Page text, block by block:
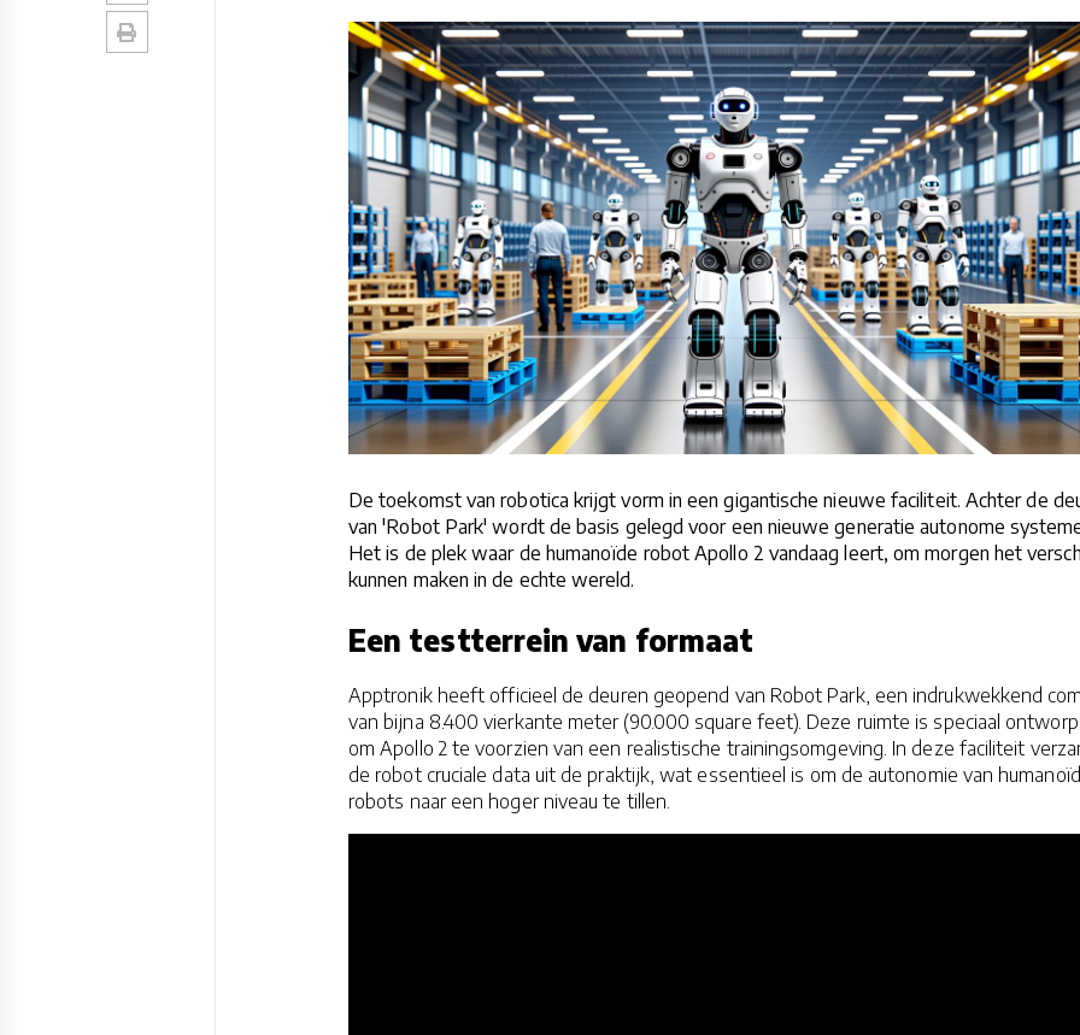
De toekomst van robotica krijgt vorm in een gigantische nieuwe faciliteit. Achter de
van 'Robot Park' wordt de basis gelegd voor een nieuwe generatie autonome
Het is de plek waar de humanoïde robot Apollo 2 vandaag leert, om morgen het
kunnen maken in de echte wereld.
Een testterrein van formaat
Apptronik heeft officieel de deuren geopend van Robot Park, een indrukwekkend
van bijna 8.400 vierkante meter (90.000 square feet). Deze ruimte is speciaal
om Apollo 2 te voorzien van een realistische trainingsomgeving. In deze faciliteit
de robot cruciale data uit de praktijk, wat essentieel is om de autonomie van
robots naar een hoger niveau te tillen.